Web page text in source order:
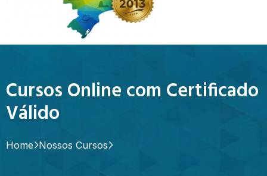
Cursos Online com Certificado
Válido
Home Nossos Cursos